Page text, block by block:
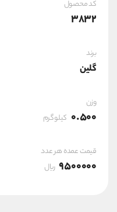
کد محصول
3832
برند
گلین
وزن
0.500 کیلوگرم
قیمت عمده هر عدد
9500000 ریال